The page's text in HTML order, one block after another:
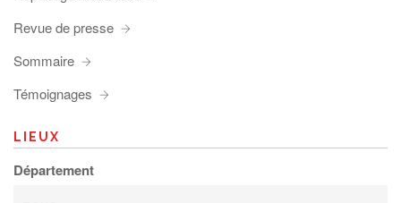
Revue de presse
Sommaire
Témoignages
LIEUX
Département